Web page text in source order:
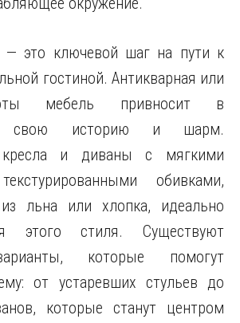
это ключевой шаг на пути к
гостиной. Антикварная или
мебель привносит в
свою историю и шарм.
кресла и диваны с мягкими
обивками,
льна или хлопка, идеально
этого стиля. Существуют
которые помогут
от устаревших стульев до
которые станут центром